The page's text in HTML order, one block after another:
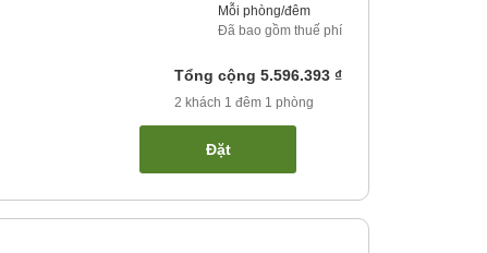
Mỗi phòng/đêm
Đã bao gồm thuế phí
Tổng cộng 5.596.393 ₫
2 khách 1 đêm 1 phòng
Đặt